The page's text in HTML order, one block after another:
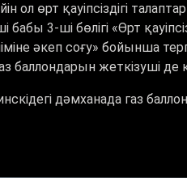
өрт қауіпсіздігі
бабы 3-ші бөлігі «Өрт
әкеп соғу» бойынша
баллондарын жеткізуші де
дәмханада газ